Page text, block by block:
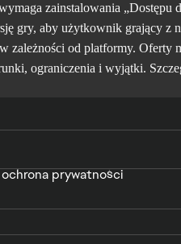
zainstalowania
gry, aby użytkownik grający z
zależności od platformy. Oferty
ograniczenia i wyjątki.
prywatności